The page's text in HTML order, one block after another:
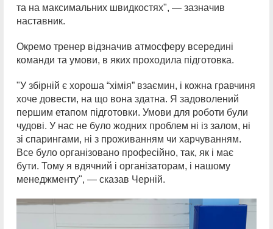
та на максимальних швидкостях", — зазначив
наставник.
Окремо тренер відзначив атмосферу всередині
команди та умови, в яких проходила підготовка.
"У збірній є хороша “хімія” взаємин, і кожна гравчиня
хоче довести, на що вона здатна. Я задоволений
першим етапом підготовки. Умови для роботи були
чудові. У нас не було жодних проблем ні із залом, ні
зі спарингами, ні з проживанням чи харчуванням.
Все було організовано професійно, так, як і має
бути. Тому я вдячний і організаторам, і нашому
менеджменту", — сказав Черній.